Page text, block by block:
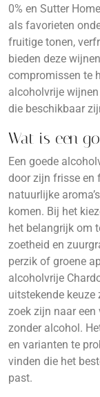
0% en Sutter
als favorieten
fruitige tonen,
bieden deze
compromissen te
alcoholvrije
die beschikbaar
Wat is een
Een goede
door zijn frisse en
natuurlijke
komen. Bij het
het belangrijk om
zoetheid en
perzik of groene
alcoholvrije
uitstekende
zoek zijn naar
zonder alcohol.
en varianten te
vinden die het
past.